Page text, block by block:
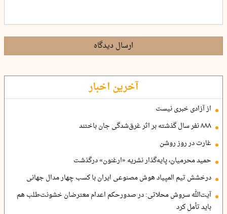
ارسال دیدگاه
آخرین اخبار
از آزادی خبری نیست
۸۸۸ نفر سال گذشته بر اثر غرق‌شدگی جان باختند
غارت در روز روشن
حمید محرمیان، پایه‌گذار نشریه «ارغنون» درگذشت
درخشش تیم المپیاد هوش مصنوعی ایران با کسب چهار مدال جهانی
آیت‌الله سروش محلاتی: در صدورحکم اعدام معترضان خشونت‌طلب هم
باید تأمل کرد